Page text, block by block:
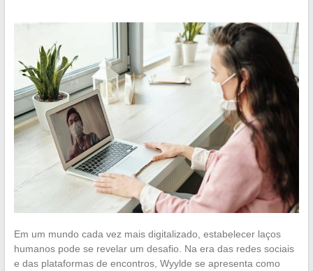
Em um mundo cada vez mais digitalizado, estabelecer laços
humanos pode se revelar um desafio. Na era das redes sociais
e das plataformas de encontros, Wyylde se apresenta como